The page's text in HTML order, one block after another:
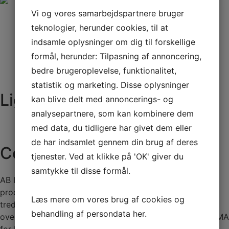
Specifikationer
No data was found
Lignende produkter
Ingen lignende produkter fundet
Certifikater
AB Inflatables underlægger alle deres
produktionsprocesser grundige evalueringer af
tredjepartsrevisorer. Produktionen foregår i
overensstemmelse med kvalitetscertificeringer som NMMA
Vi og vores samarbejdspartnere bruger
teknologier, herunder cookies, til at
indsamle oplysninger om dig til forskellige
formål, herunder: Tilpasning af annoncering,
bedre brugeroplevelse, funktionalitet,
statistik og marketing. Disse oplysninger
kan blive delt med annoncerings- og
analysepartnere, som kan kombinere dem
med data, du tidligere har givet dem eller
de har indsamlet gennem din brug af deres
tjenester. Ved at klikke på 'OK' giver du
samtykke til disse formål.
Læs mere om vores brug af cookies og
behandling af persondata her.